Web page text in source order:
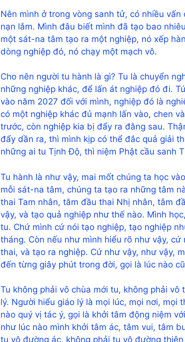
Nên mình ở trong vòng sanh tử, có nhiều
nạn lắm. Mình đâu biết mình đã tạo bao
một sát-na tâm tạo ra một nghiệp, nó xếp
dòng nghiệp đó, nó chạy một mạch vô.
Cho nên người tu hành là gì? Tu là chuyển
những nghiệp khác, để lấn át nghiệp đó đi.
vào năm 2027 đối với mình, nghiệp đó là
có một nghiệp khác đủ mạnh lấn vào, chen
trước, còn nghiệp kia bị đẩy ra đằng sau.
đẩy dần ra, thì mình kịp có thể đắc quả giải
những ai tu Tịnh Độ, thì niệm Phật cầu sanh
Tu hành là như vậy, mai mốt chúng ta học
mỗi sát-na tâm, chúng ta tạo ra những tâm
thai Tam nhân, tâm đầu thai Nhị nhân, tâm
vậy, và tạo quả nghiệp như thế nào. Mình
tu. Chứ mình cứ nói tạo nghiệp, tạo nghiệp
tháng. Còn nếu như mình hiểu rõ như vậy,
thai, và tạo ra nghiệp. Cứ như vậy, như vậy,
đến từng giây phút trong đời, gọi là lúc nào
Tu không phải vô chùa mới tu, không phải
lý. Người hiểu giáo lý là mọi lúc, mọi nơi, mọi
nào quý vị tác ý, gọi là khởi tâm động niệm
như lúc nào mình khởi tâm ác, tâm vui, tâm
tu vô đường ác, không phải tu vô đường